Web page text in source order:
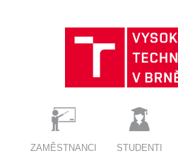
ZAMĚSTNANCI STUDENTI